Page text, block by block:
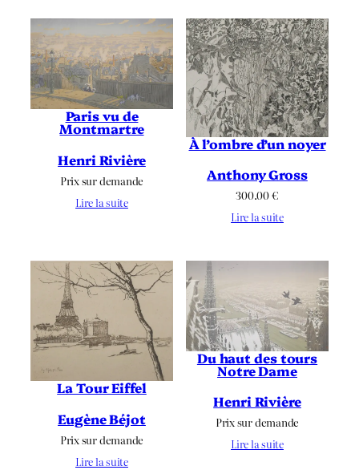
Paris vu de
Montmartre
Henri Rivière
Prix sur demande
Lire la suite
À l’ombre d’un noyer
Anthony Gross
300.00€
Lire la suite
La Tour Eiffel
Eugène Béjot
Prix sur demande
Lire la suite
Du haut des tours
Notre Dame
Henri Rivière
Prix sur demande
Lire la suite